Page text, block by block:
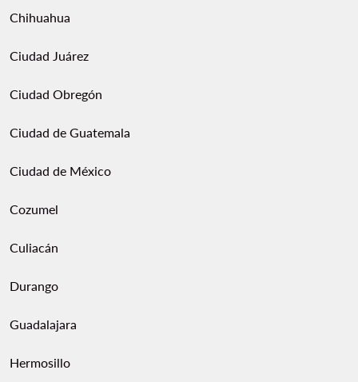
Chihuahua
Ciudad Juárez
Ciudad Obregón
Ciudad de Guatemala
Ciudad de México
Cozumel
Culiacán
Durango
Guadalajara
Hermosillo